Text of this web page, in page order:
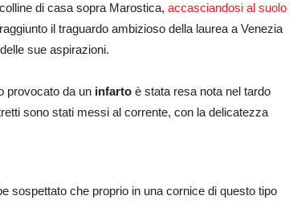
di casa sopra Marostica, accasciandosi al suolo
il traguardo ambizioso della laurea a Venezia
sue aspirazioni.
provocato da un infarto è stata resa nota nel tardo
sono stati messi al corrente, con la delicatezza
sospettato che proprio in una cornice di questo tipo